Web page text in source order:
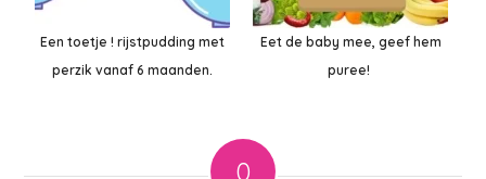
Een toetje ! rijstpudding met
perzik vanaf 6 maanden.
Eet de baby mee, geef hem
puree!
0